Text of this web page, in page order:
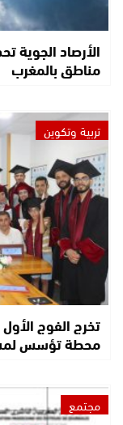
الأرصاد
مناطق بالمغرب
تربية وتكوين
تخرج الفوج
محطة تؤسس
مجتمع